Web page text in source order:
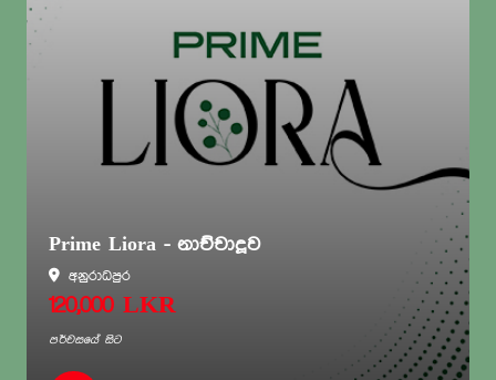
Prime Liora - නාච්චාදූව
අනුරාධපුර
120,000 LKR
පර්චසයේ සිට